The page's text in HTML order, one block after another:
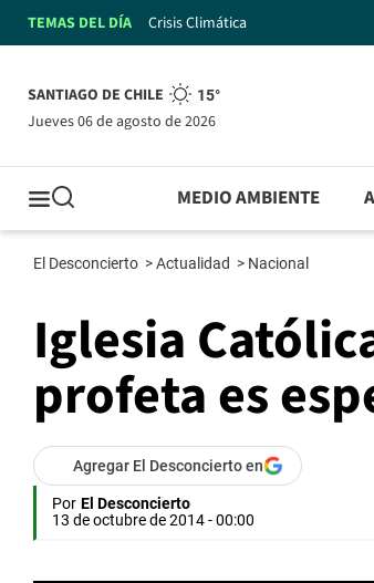
TEMAS DEL DÍA Crisis Climática
SANTIAGO DE CHILE 15°
jueves 06 de agosto de 2026
MEDIO AMBIENTE
El Desconcierto >Actualidad > Nacional
Iglesia
profeta es
Agregar El Desconcierto en
Por El Desconcierto
13 de octubre de 2014 - 00:00